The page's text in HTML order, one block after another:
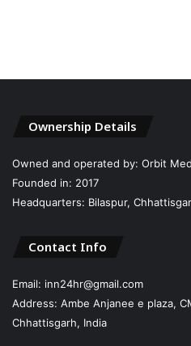
Ownership Details
Owned and operated by: Orbit
Founded in: 2017
Headquarters: Bilaspur,
Contact Info
Email: inn24hr@gmail.com
Address: Ambe Anjanee e plaza,
Chhattisgarh, India